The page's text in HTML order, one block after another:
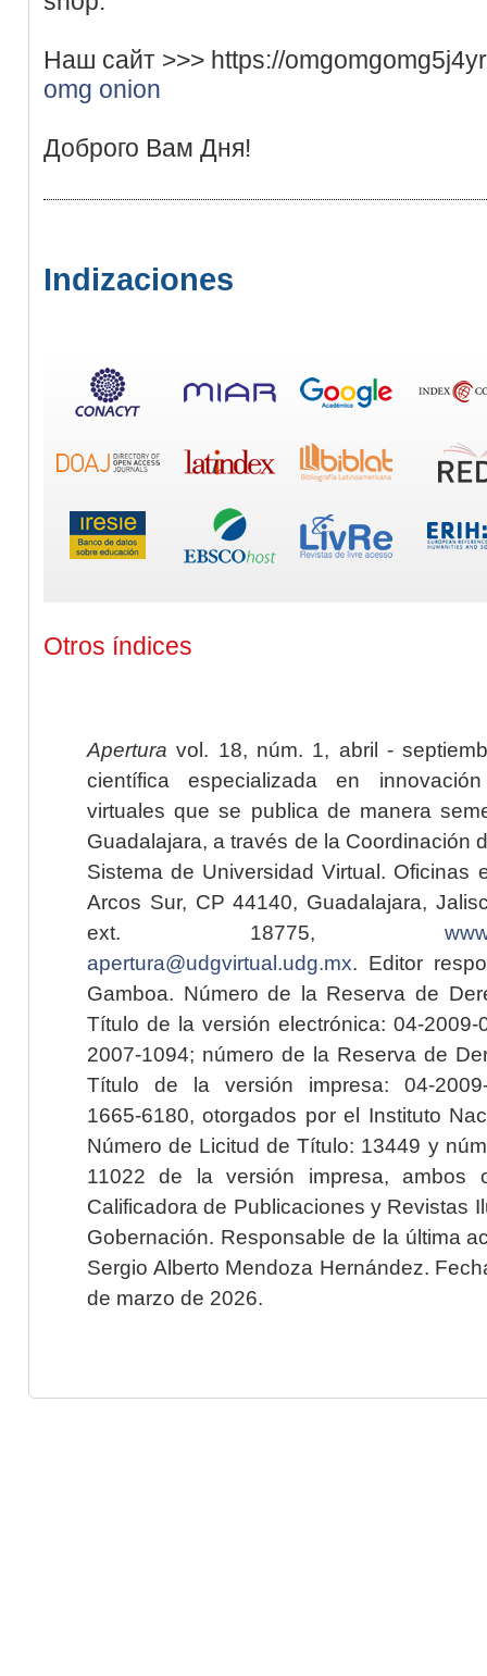
Наш сайт >>> https://
omg onion
Доброго Вам Дня!
Indizaciones
Otros índices
Apertura vol. 18, núm. 1, abril -
científica especializada en
virtuales que se publica de manera
Guadalajara, a través de la Coordinación
Sistema de Universidad Virtual. Oficinas
Arcos Sur, CP 44140, Guadalajara,
ext. 18775,
apertura@udgvirtual.udg.mx. Editor
Gamboa. Número de la Reserva de
Título de la versión electrónica: 04-2009-
2007-1094; número de la Reserva de
Título de la versión impresa: 04-2009-
1665-6180, otorgados por el Instituto
Número de Licitud de Título: 13449 y
11022 de la versión impresa, ambos
Calificadora de Publicaciones y Revistas
Gobernación. Responsable de la última
Sergio Alberto Mendoza Hernández.
de marzo de 2026.